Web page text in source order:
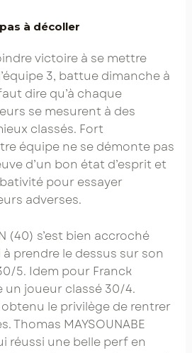
à décoller
victoire à se mettre
3, battue dimanche à
dire qu’à chaque
se mesurent à des
classés. Fort
équipe ne se démonte pas
d’un bon état d’esprit et
pour essayer
adverses.
(40) s’est bien accroché
à prendre le dessus sur son
5. Idem pour Franck
un joueur classé 30/4.
le privilège de rentrer
Thomas MAYSOUNABE
réussi une belle perf en